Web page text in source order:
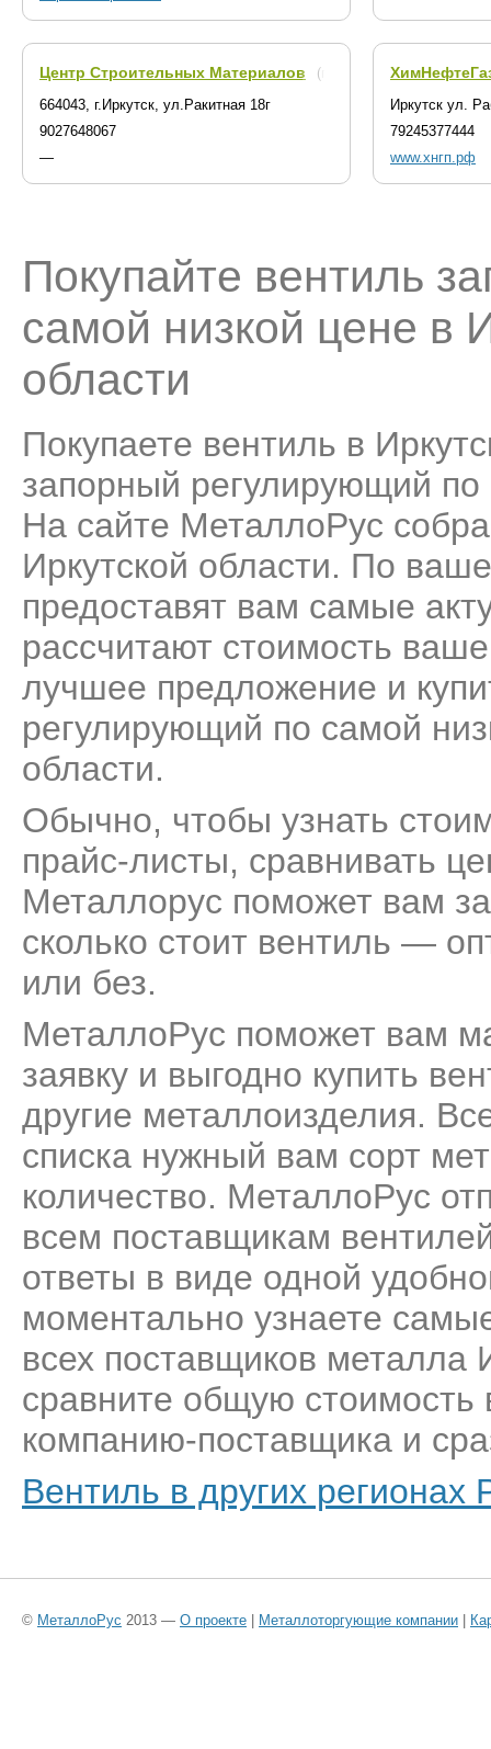
Центр Строительных Материалов
(г. Иркутск)
664043, г.Иркутск, ул.Ракитная 18г
9027648067
—
Иркутск ул.
79245377444
www.хнгп.рф
Покупайте вентиль
самой низкой цене в
области
Покупаете вентиль в
запорный регулирующий по
На сайте МеталлоРус
Иркутской области. По
предоставят вам самые
рассчитают стоимость
лучшее предложение и
регулирующий по самой
области.
Обычно, чтобы узнать
прайс-листы, сравнивать
Металлорус поможет вам
сколько стоит вентиль —
или без.
МеталлоРус поможет вам
заявку и выгодно купить
другие металлоизделия.
списка нужный вам сорт
количество. МеталлоРус
всем поставщикам
ответы в виде одной
моментально узнаете
всех поставщиков металла
сравните общую стоимость
компанию-поставщика и
Вентиль в других регионах
© МеталлоРус 2013 — О проекте | Металлоторгующие компании |